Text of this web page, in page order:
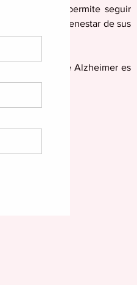
hogar nos permite seguir
para el bienestar de sus
Pacientes de Alzheimer es